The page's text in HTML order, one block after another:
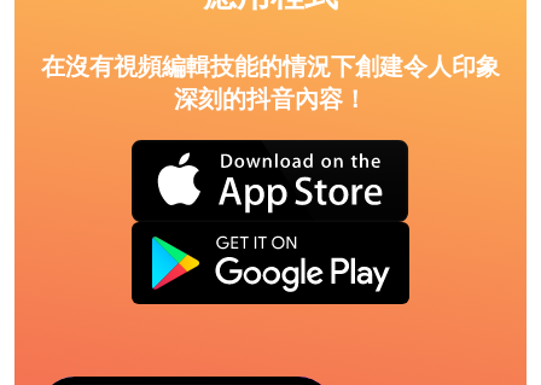
在沒有視頻編輯技能的情況下創建令人印象
深刻的抖音內容！